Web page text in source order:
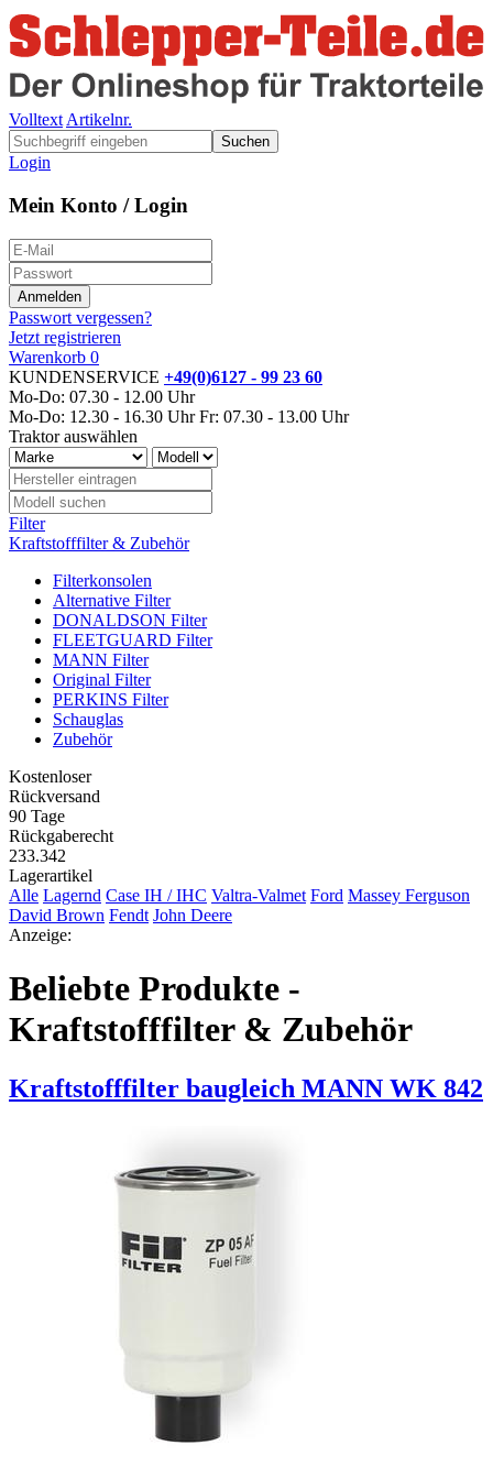
Volltext Artikelnr.
Suchen
Login
Mein Konto / Login
Passwort vergessen?
Jetzt registrieren
Warenkorb 0
KUNDENSERVICE +49(0)6127 - 99 23 60
Mo-Do: 07.30 - 12.00 Uhr
Mo-Do: 12.30 - 16.30 Uhr Fr: 07.30 - 13.00 Uhr
Traktor auswählen
Filter
Kraftstofffilter & Zubehör
Filterkonsolen
Alternative Filter
DONALDSON Filter
FLEETGUARD Filter
MANN Filter
Original Filter
PERKINS Filter
Schauglas
Zubehör
Kostenloser
Rückversand
90 Tage
Rückgaberecht
233.342
Lagerartikel
Alle Lagernd Case IH / IHC Valtra-Valmet Ford Massey Ferguson
David Brown Fendt John Deere
Anzeige:
Beliebte Produkte -
Kraftstofffilter & Zubehör
Kraftstofffilter baugleich MANN WK 842